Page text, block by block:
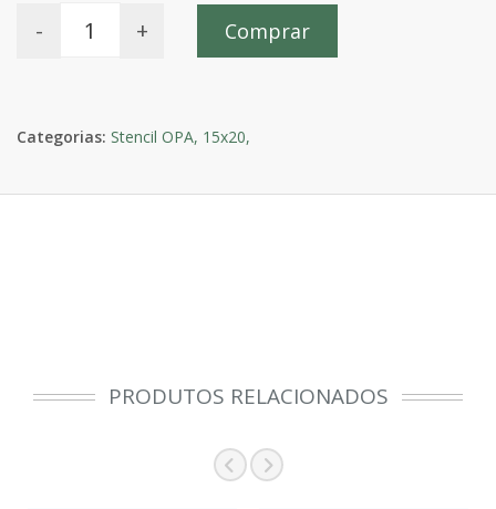
- + Comprar
Categorias: Stencil OPA, 15x20,
PRODUTOS RELACIONADOS